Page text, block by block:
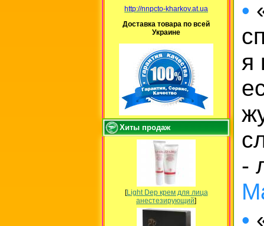
http://nnpcto-kharkov.at.ua
Доставка товара по всей
Украине
Хиты продаж
[Light Dep крем для лица
анестезирующий]
•
я
-
•